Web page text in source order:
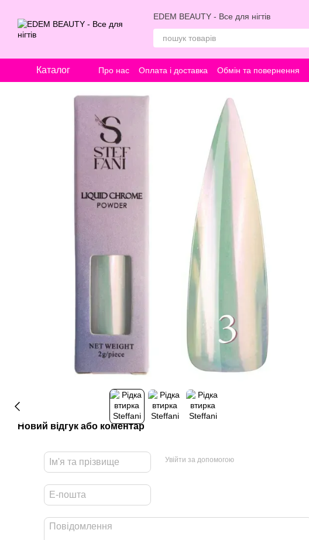
EDEM BEAUTY - Все для нігтів
Каталог Про нас Оплата і доставка Обмін та повернення
Новий відгук або коментар
Увійти за допомогою